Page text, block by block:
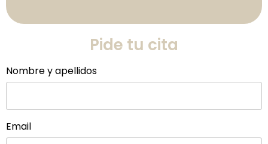
Pide tu cita
Nombre y apellidos
Email